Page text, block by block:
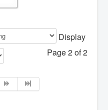
Display
Page 2 of 2